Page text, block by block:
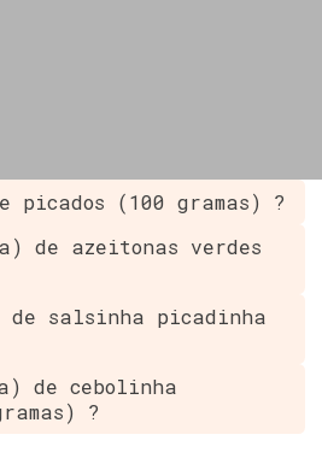
picados (100 gramas) ?
de azeitonas verdes
de salsinha picadinha
de cebolinha
?